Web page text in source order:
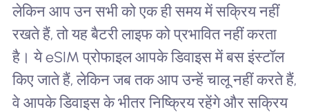
लेकिन आप उन सभी को एक ही समय में सक्रिय नहीं
रखते हैं, तो यह बैटरी लाइफ को प्रभावित नहीं करता
है। ये eSIM प्रोफाइल आपके डिवाइस में बस इंस्टॉल
किए जाते हैं, लेकिन जब तक आप उन्हें चालू नहीं करते हैं,
वे आपके डिवाइस के भीतर निष्क्रिय रहेंगे और सक्रिय